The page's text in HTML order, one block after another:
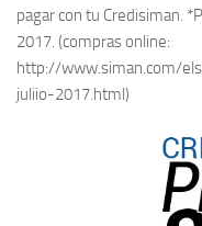
pagar con tu Credisiman.
2017. (compras online:
http://www.siman.com/
juliio-2017.html)